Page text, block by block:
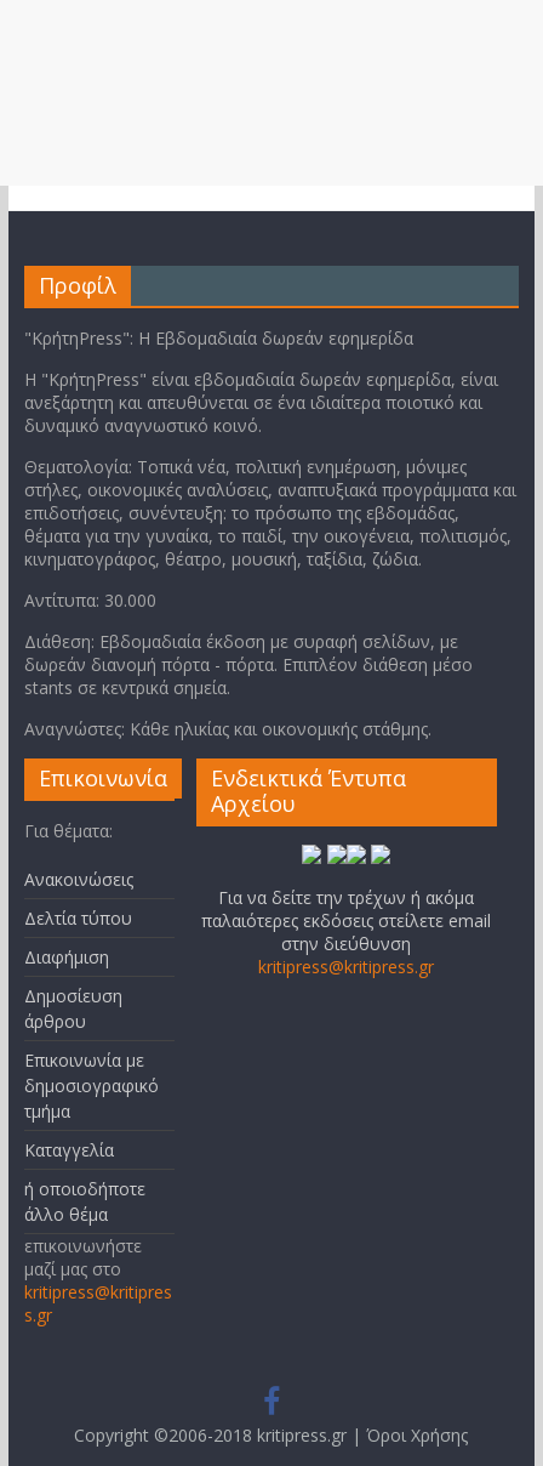
Προφίλ
"ΚρήτηPress": Η Εβδομαδιαία δωρεάν εφημερίδα
Η "ΚρήτηPress" είναι εβδομαδιαία δωρεάν εφημερίδα, είναι
ανεξάρτητη και απευθύνεται σε ένα ιδιαίτερα ποιοτικό και
δυναμικό αναγνωστικό κοινό.
Θεματολογία: Τοπικά νέα, πολιτική ενημέρωση, μόνιμες
στήλες, οικονομικές αναλύσεις, αναπτυξιακά προγράμματα και
επιδοτήσεις, συνέντευξη: το πρόσωπο της εβδομάδας,
θέματα για την γυναίκα, το παιδί, την οικογένεια, πολιτισμός,
κινηματογράφος, θέατρο, μουσική, ταξίδια, ζώδια.
Αντίτυπα: 30.000
Διάθεση: Εβδομαδιαία έκδοση με συραφή σελίδων, με
δωρεάν διανομή πόρτα - πόρτα. Επιπλέον διάθεση μέσο
stants σε κεντρικά σημεία.
Αναγνώστες: Κάθε ηλικίας και οικονομικής στάθμης.
Επικοινωνία
Για θέματα:
Ανακοινώσεις
Δελτία τύπου
Διαφήμιση
Δημοσίευση
άρθρου
Επικοινωνία με
δημοσιογραφικό
τμήμα
Καταγγελία
ή οποιοδήποτε
άλλο θέμα
επικοινωνήστε
μαζί μας στο
kritipress@kritipres
s.gr
Ενδεικτικά Έντυπα
Αρχείου
Για να δείτε την τρέχων ή ακόμα
παλαιότερες εκδόσεις στείλετε email
στην διεύθυνση
kritipress@kritipress.gr
Copyright ©2006-2018 kritipress.gr |Όροι Χρήσης